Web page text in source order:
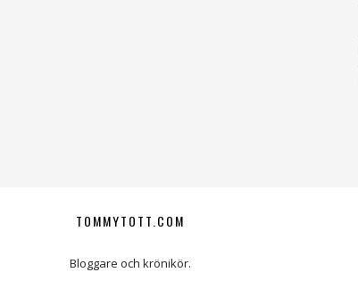
TOMMYTOTT.COM
Bloggare och krönikör.